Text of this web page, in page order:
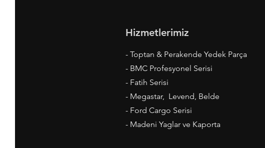
Hizmetlerimiz
- Toptan & Perakende Yedek Parça
- BMC Profesyonel Serisi
- Fatih Serisi
- Megastar, Levend, Belde
- Ford Cargo Serisi
- Madeni Yaglar ve Kaporta